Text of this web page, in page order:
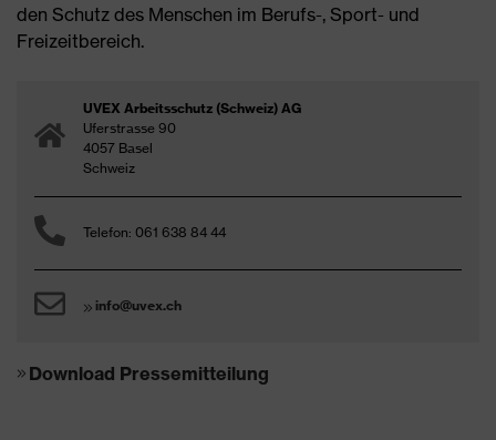
den Schutz des Menschen im Berufs-, Sport- und
Freizeitbereich.
UVEX Arbeitsschutz (Schweiz) AG
Uferstrasse 90
4057 Basel
Schweiz
Telefon: 061 638 84 44
info@uvex.ch
Download Pressemitteilung